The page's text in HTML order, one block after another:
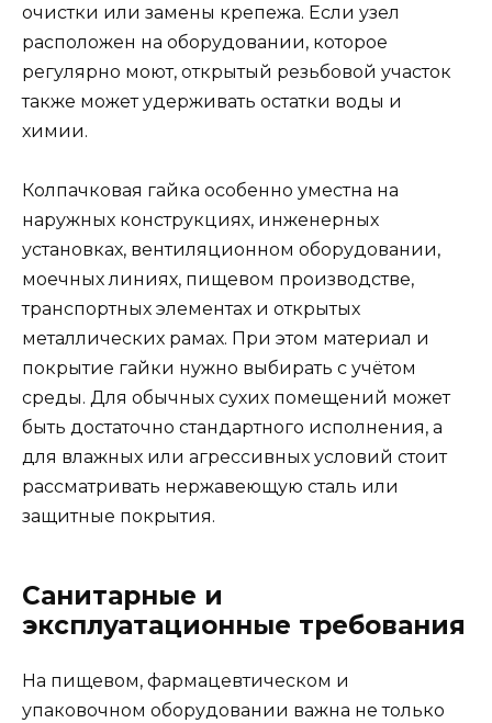
очистки или замены крепежа. Если узел
расположен на оборудовании, которое
регулярно моют, открытый резьбовой участок
также может удерживать остатки воды и
химии.
Колпачковая гайка особенно уместна на
наружных конструкциях, инженерных
установках, вентиляционном оборудовании,
моечных линиях, пищевом производстве,
транспортных элементах и открытых
металлических рамах. При этом материал и
покрытие гайки нужно выбирать с учётом
среды. Для обычных сухих помещений может
быть достаточно стандартного исполнения, а
для влажных или агрессивных условий стоит
рассматривать нержавеющую сталь или
защитные покрытия.
Санитарные и
эксплуатационные требования
На пищевом, фармацевтическом и
упаковочном оборудовании важна не только